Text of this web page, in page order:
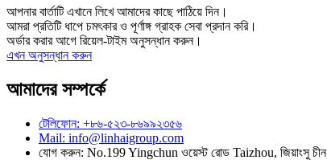
আপনার বার্তাটি এখানে লিখে আমাদের কাছে পাঠিয়ে দিন।
আমরা প্রতিটি ধাপে চমৎকার ও পূর্ণাঙ্গ গ্রাহক সেবা প্রদান করি।
অর্ডার করার আগে রিয়েল-টাইম অনুসন্ধান করুন।
এখন অনুসন্ধান করুন
আমাদের সম্পর্কে
টেলিফোন: +৮৬-৫২৩-৮৬৯৯২৩৫৬
Mail: info@linhaigroup.com
যোগ করুন: No.199 Yingchun ওয়েস্ট রোড Taizhou, জিয়াংসু চীন